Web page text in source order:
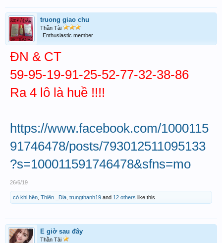
truong giao chu
Thần Tài
Enthusiastic member
ĐN & CT
59-95-19-91-25-52-77-32-38-86
Ra 4 lô là huề !!!!
https://www.facebook.com/1000115
91746478/posts/793012511095133
?s=100011591746478&sfns=mo
26/6/19
có khi hên Thiên _Địa trungthanh19 and 12 others like this.
E giờ sau đây
Thần Tài